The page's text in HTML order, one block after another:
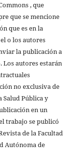
, que
que se mencione
que es en la
o los autores
la publicación a
autores estarán
no exclusiva de
Pública y
en un
trabajo se publicó
de la Facultad
Autónoma de